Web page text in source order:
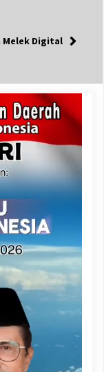
Melek Digital